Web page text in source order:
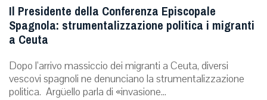
Il Presidente della Conferenza Episcopale
Spagnola: strumentalizzazione politica i migranti
a Ceuta
Dopo l’arrivo massiccio dei migranti a Ceuta, diversi
vescovi spagnoli ne denunciano la strumentalizzazione
politica. Argüello parla di «invasione...